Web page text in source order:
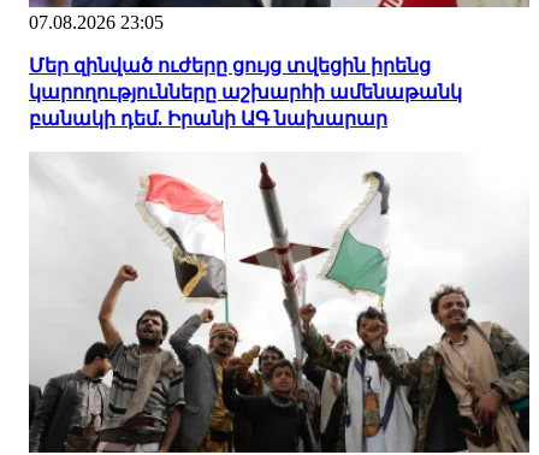
07.08.2026 23:05
Մեր զինված ուժերը ցույց տվեցին իրենց
կարողությունները աշխարհի ամենաթանկ
բանակի դեմ. Իրանի ԱԳ նախարար